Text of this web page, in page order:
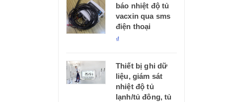
báo nhiệt độ tủ
vacxin qua sms
điện thoại
₫
Thiết bị ghi dữ
liệu, giám sát
nhiệt độ tủ
lạnh/tủ đông, tủ